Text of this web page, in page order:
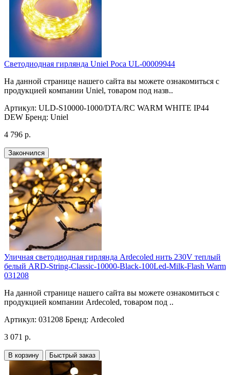
Светодиодная гирлянда Uniel Роса UL-00009944
На данной странице нашего сайта вы можете ознакомиться с
продукцией компании Uniel, товаром под назв..
Артикул: ULD-S10000-1000/DTA/RC WARM WHITE IP44
DEW Бренд: Uniel
4 796 р.
Закончился
Уличная светодиодная гирлянда Ardecoled нить 230V теплый
белый ARD-String-Classic-10000-Black-100Led-Milk-Flash Warm
031208
На данной странице нашего сайта вы можете ознакомиться с
продукцией компании Ardecoled, товаром под ..
Артикул: 031208 Бренд: Ardecoled
3 071 р.
В корзину Быстрый заказ